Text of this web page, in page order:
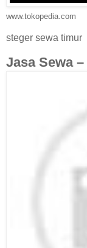
www.tokopedia.com
steger sewa timur
Jasa Sewa